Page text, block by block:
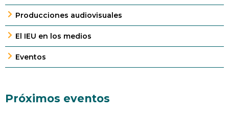
Producciones audiovisuales
El IEU en los medios
Eventos
Próximos eventos